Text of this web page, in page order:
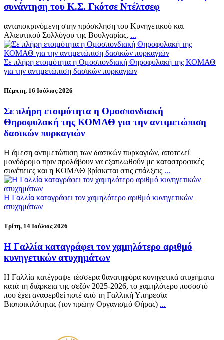
συνάντηση του Κ.Σ. Γκότσε Ντέλτσεφ
ανταποκρινόμενη στην πρόσκληση του Κυνηγετικού και
Αλιευτικού Συλλόγου της Βουλγαρίας, ...
Σε πλήρη ετοιμότητα η Ομοσπονδιακή Θηροφυλακή της ΚΟΜΑΘ
για την αντιμετώπιση δασικών πυρκαγιών
Πέμπτη, 16 Ιούλιος 2026
Σε πλήρη ετοιμότητα η Ομοσπονδιακή
Θηροφυλακή της ΚΟΜΑΘ για την αντιμετώπιση
δασικών πυρκαγιών
Η άμεση αντιμετώπιση των δασικών πυρκαγιών, αποτελεί
μονόδρομο πριν προλάβουν να εξαπλωθούν με καταστροφικές
συνέπειες και η ΚΟΜΑΘ βρίσκεται στις επάλξεις ...
Η Γαλλία καταγράφει τον χαμηλότερο αριθμό κυνηγετικών
ατυχημάτων
Τρίτη, 14 Ιούλιος 2026
Η Γαλλία καταγράφει τον χαμηλότερο αριθμό
κυνηγετικών ατυχημάτων
Η Γαλλία κατέγραψε τέσσερα θανατηφόρα κυνηγετικά ατυχήματα
κατά τη διάρκεια της σεζόν 2025-2026, το χαμηλότερο ποσοστό
που έχει αναφερθεί ποτέ από τη Γαλλική Υπηρεσία
Βιοποικιλότητας (τον πρώην Οργανισμό Θήρας) ...